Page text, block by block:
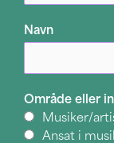
Navn
Område eller
Musiker/
Ansat i